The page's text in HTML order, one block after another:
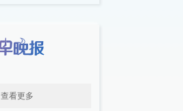
查看更多